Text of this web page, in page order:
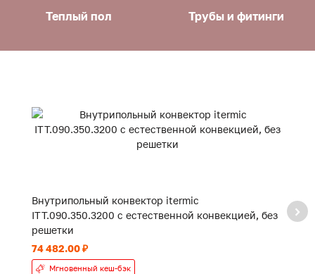
Теплый пол Трубы и фитинги
Внутрипольный конвектор itermic
ITT.090.350.3200 с естественной конвекцией, без
решетки
74 482.00 ₽
Мгновенный кеш-бэк